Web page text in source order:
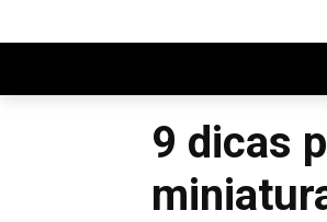
9 dicas